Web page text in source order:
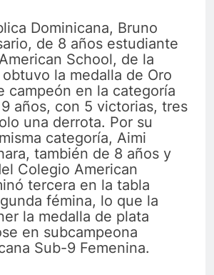
Dominicana, Bruno
de 8 años estudiante
School, de la
obtuvo la medalla de Oro
campeón en la categoría
años, con 5 victorias, tres
una derrota. Por su
categoría, Aimi
también de 8 años y
Colegio American
tercera en la tabla
fémina, lo que la
la medalla de plata
en subcampeona
Sub-9 Femenina.